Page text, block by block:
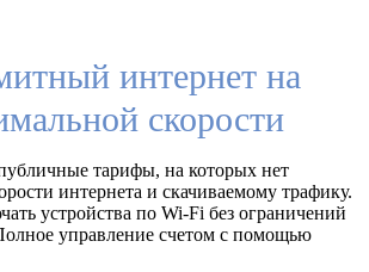
интернет на
скорости
тарифы, на которых нет
интернета и скачиваемому трафику.
устройства по Wi-Fi без ограничений
управление счетом с помощью